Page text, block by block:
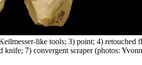
-like tools; 3) point; 4) retouched
knife; 7) convergent scraper (photos: